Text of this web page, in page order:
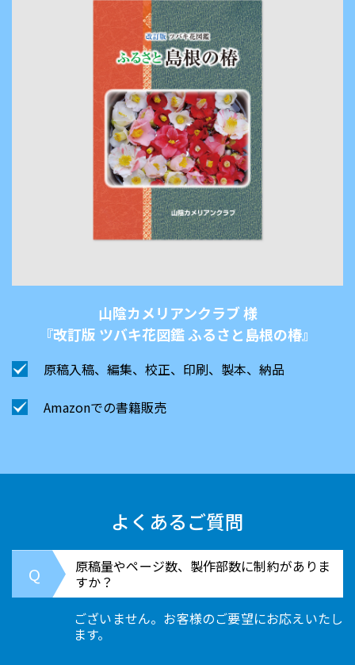
山陰カメリアンクラブ 様
『改訂版 ツバキ花図鑑 ふるさと島根の椿』
原稿入稿、編集、校正、印刷、製本、納品
Amazonでの書籍販売
よくあるご質問
原稿量やページ数、製作部数に制約がありま
すか？
ございません。お客様のご要望にお応えいたし
ます。